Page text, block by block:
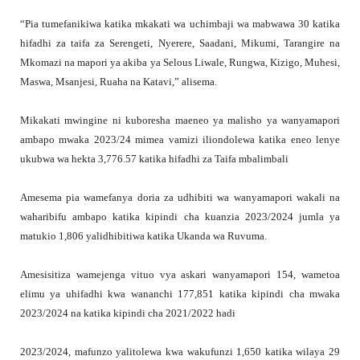
“Pia tumefanikiwa katika mkakati wa uchimbaji wa mabwawa 30 katika
hifadhi za taifa za Serengeti, Nyerere, Saadani, Mikumi, Tarangire na
Mkomazi na mapori ya akiba ya Selous Liwale, Rungwa, Kizigo, Muhesi,
Maswa, Msanjesi, Ruaha na Katavi,” alisema.
Mikakati mwingine ni kuboresha maeneo ya malisho ya wanyamapori
ambapo mwaka 2023/24 mimea vamizi iliondolewa katika eneo lenye
ukubwa wa hekta 3,776.57 katika hifadhi za Taifa mbalimbali
Amesema pia wamefanya doria za udhibiti wa wanyamapori wakali na
waharibifu ambapo katika kipindi cha kuanzia 2023/2024 jumla ya
matukio 1,806 yalidhibitiwa katika Ukanda wa Ruvuma.
Amesisitiza wamejenga vituo vya askari wanyamapori 154, wametoa
elimu ya uhifadhi kwa wananchi 177,851 katika kipindi cha mwaka
2023/2024 na katika kipindi cha 2021/2022 hadi
2023/2024, mafunzo yalitolewa kwa wakufunzi 1,650 katika wilaya 29